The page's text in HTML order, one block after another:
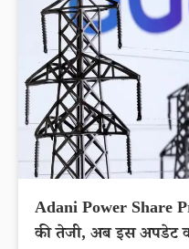
Adani Power Share
की तेजी, अब इस अपडेट